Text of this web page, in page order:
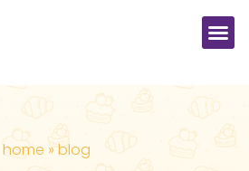
home »blog